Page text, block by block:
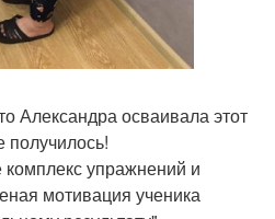
Александра осваивала этот
получилось!
упражнений и
мотивация ученика